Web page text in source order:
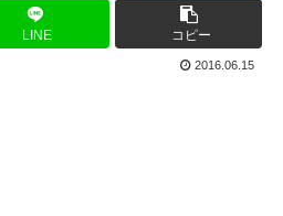
LINE コピー
2016.06.15